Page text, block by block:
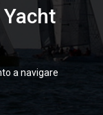
a navigare